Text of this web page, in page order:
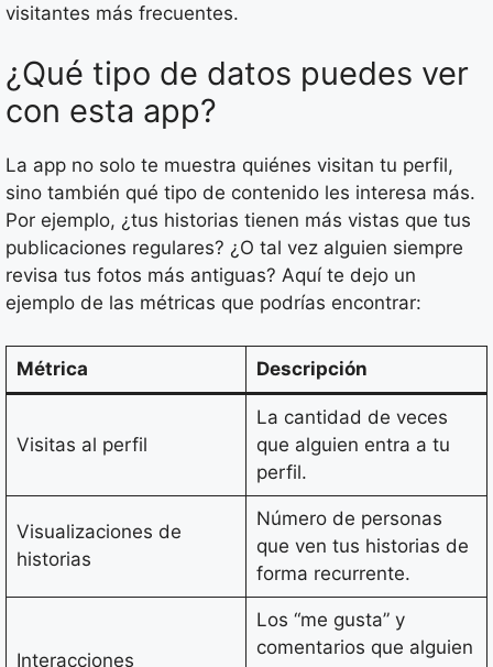
visitantes más frecuentes.
¿Qué tipo de datos puedes ver
con esta app?
La app no solo te muestra quiénes visitan tu perfil,
sino también qué tipo de contenido les interesa más.
Por ejemplo, ¿tus historias tienen más vistas que tus
publicaciones regulares? ¿O tal vez alguien siempre
revisa tus fotos más antiguas? Aquí te dejo un
ejemplo de las métricas que podrías encontrar:
Métrica Descripción
Visitas al perfil
La cantidad de veces
que alguien entra a tu
perfil.
Visualizaciones de
historias
Número de personas
que ven tus historias de
forma recurrente.
Interacciones
Los “me gusta” y
comentarios que alguien